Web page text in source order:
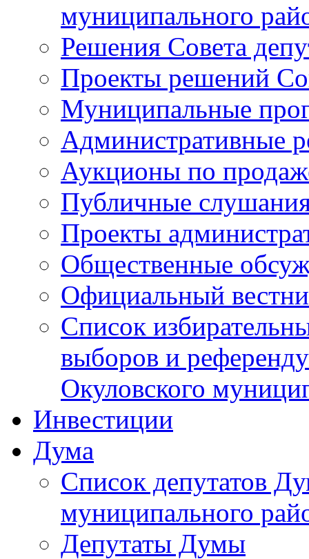
муниципального
Решения Совета
Проекты решений
Муниципальные
Административные
Аукционы по
Публичные
Проекты
Общественные
Официальный
Список
выборов и
Окуловского
Инвестиции
Дума
Список депутатов
муниципального
Депутаты Думы